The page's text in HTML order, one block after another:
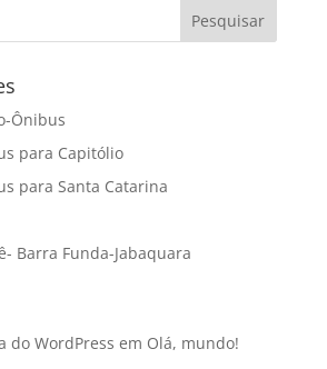
Ônibus
para Capitólio
para Santa Catarina
Barra Funda-Jabaquara
do WordPress em Olá, mundo!